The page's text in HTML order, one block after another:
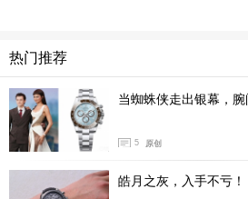
作为碧湾系列自然是延续工具
热门推荐
当蜘蛛侠走出银幕，
5 原创
皓月之灰，入手不亏！